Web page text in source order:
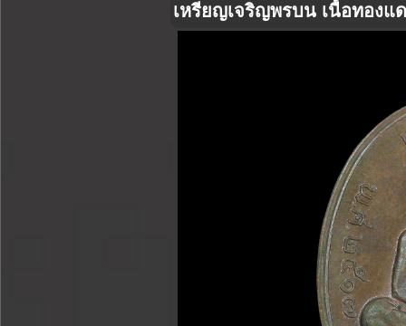
เหรียญเจริญพรบน เนื้อทองแ